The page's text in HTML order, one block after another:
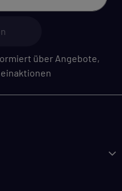
über Angebote,